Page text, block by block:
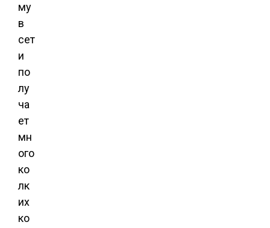
му
в
сет
и
по
лу
ча
ет
мн
ого
ко
лк
их
ко